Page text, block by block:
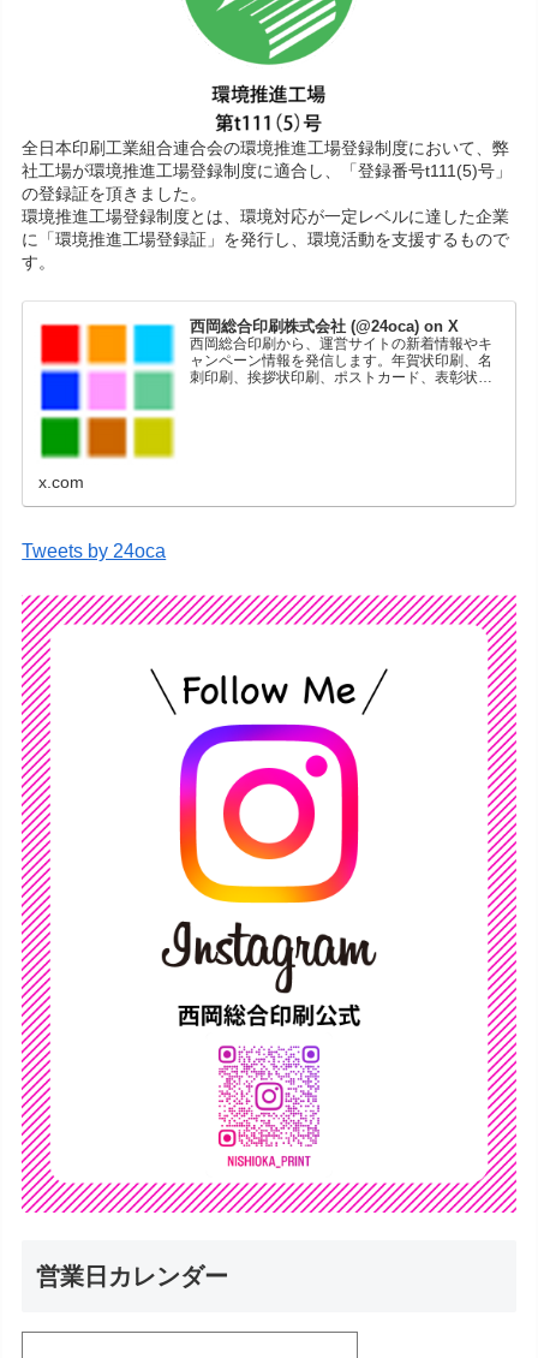
全日本印刷工業組合連合会の環境推進工場登録制度において、弊
社工場が環境推進工場登録制度に適合し、「登録番号t111(5)号」
の登録証を頂きました。
環境推進工場登録制度とは、環境対応が一定レベルに達した企業
に「環境推進工場登録証」を発行し、環境活動を支援するもので
す。
西岡総合印刷株式会社 (@24oca) on X
西岡総合印刷から、運営サイトの新着情報やキ
ャンペーン情報を発信します。年賀状印刷、名
刺印刷、挨拶状印刷、ポストカード、表彰状印
x.com
Tweets by 24oca
営業日カレンダー